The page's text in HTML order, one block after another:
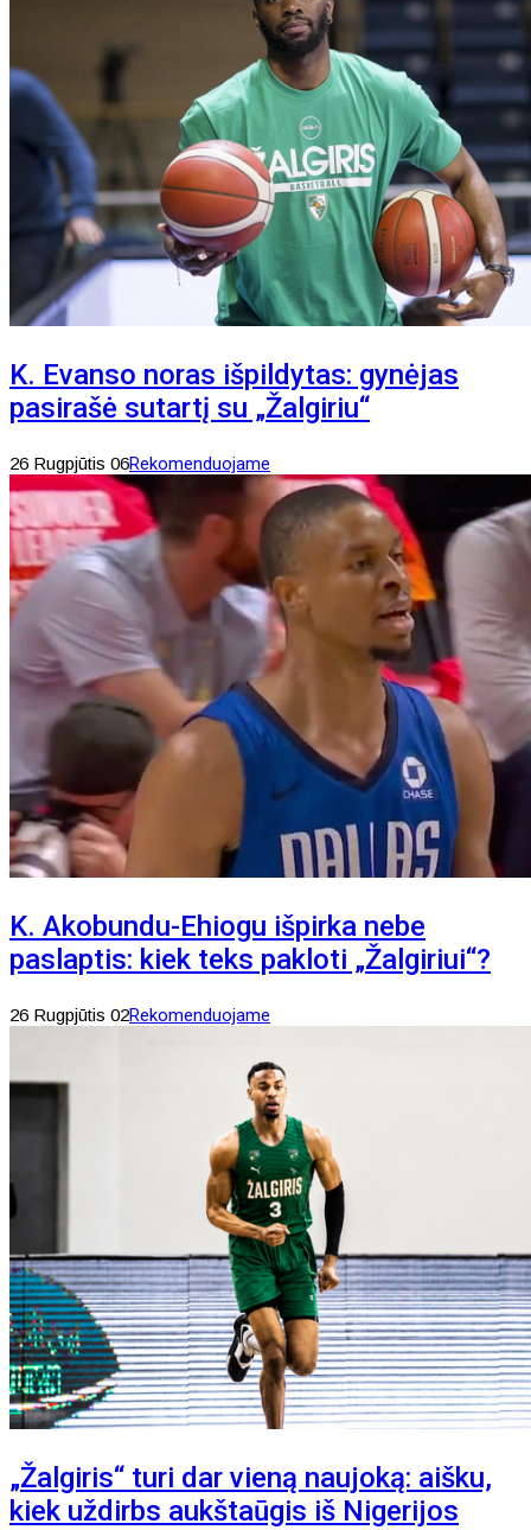
K. Evanso noras išpildytas: gynėjas
pasirašė sutartį su „Žalgiriu“
26 Rugpjūtis 06Rekomenduojame
K. Akobundu-Ehiogu išpirka nebe
paslaptis: kiek teks pakloti „Žalgiriui“?
26 Rugpjūtis 02Rekomenduojame
„Žalgiris“ turi dar vieną naujoką: aišku,
kiek uždirbs aukštaūgis iš Nigerijos